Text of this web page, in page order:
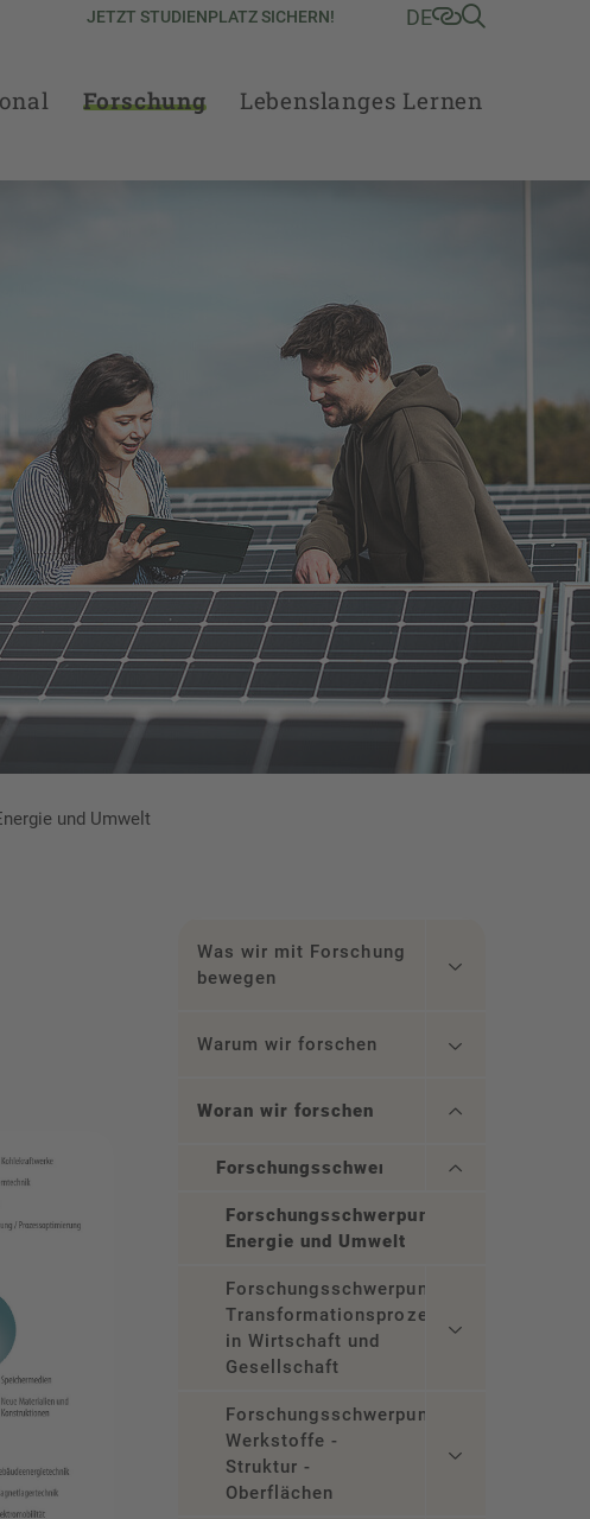
JETZT STUDIENPLATZ SICHERN! DE
Forschung Lebenslanges Lernen
und Umwelt
Was wir mit Forschung
bewegen
Warum wir forschen
Woran wir forschen
Forschungsschwerpunkte
Forschungsschwerpunkt
Energie und Umwelt
Forschungsschwerpunkt
Transformationsprozesse
in Wirtschaft und
Gesellschaft
Forschungsschwerpunkt
Werkstoffe -
Struktur -
Oberflächen